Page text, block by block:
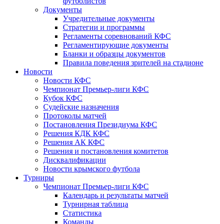
Документы
Учредительные документы
Стратегии и программы
Регламенты соревнований КФС
Регламентирующие документы
Бланки и образцы документов
Правила поведения зрителей на стадионе
Новости
Новости КФС
Чемпионат Премьер-лиги КФС
Кубок КФС
Судейские назначения
Протоколы матчей
Постановления Президиума КФС
Решения КДК КФС
Решения АК КФС
Решения и постановления комитетов
Дисквалификации
Новости крымского футбола
Турниры
Чемпионат Премьер-лиги КФС
Календарь и результаты матчей
Турнирная таблица
Статистика
Команды